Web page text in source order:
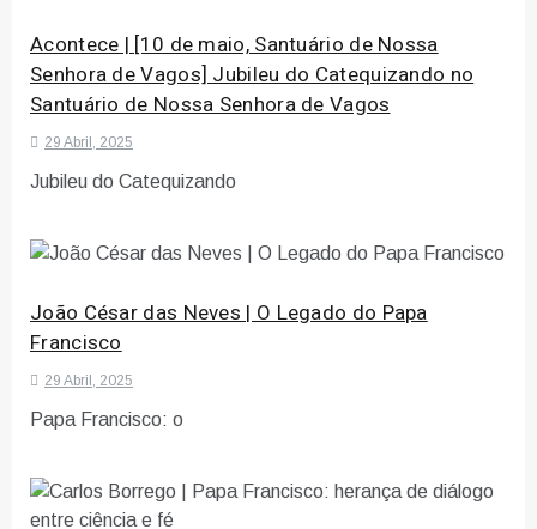
Acontece | [10 de maio, Santuário de Nossa
Senhora de Vagos] Jubileu do Catequizando no
Santuário de Nossa Senhora de Vagos
29 Abril, 2025
Jubileu do Catequizando
João César das Neves | O Legado do Papa
Francisco
29 Abril, 2025
Papa Francisco: o